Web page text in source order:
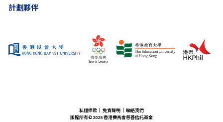
計劃夥伴
私隱條款 免責聲明
聯絡我們
版權所有©️2025 香港賽馬會慈善信託基金